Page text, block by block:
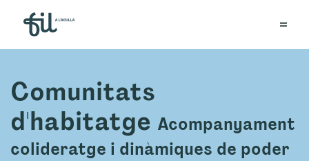
Comunitats
d'habitatge Acompanyament
colideratge i dinàmiques de poder